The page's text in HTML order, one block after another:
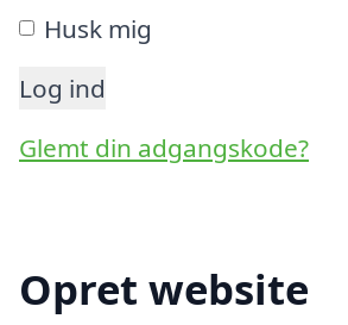
Husk mig
Glemt din adgangskode?
Opret website